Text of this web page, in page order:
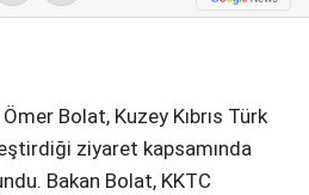
Youtube
Bolat, Kuzey Kıbrıs Türk
ziyaret kapsamında
Bakan Bolat, KKTC